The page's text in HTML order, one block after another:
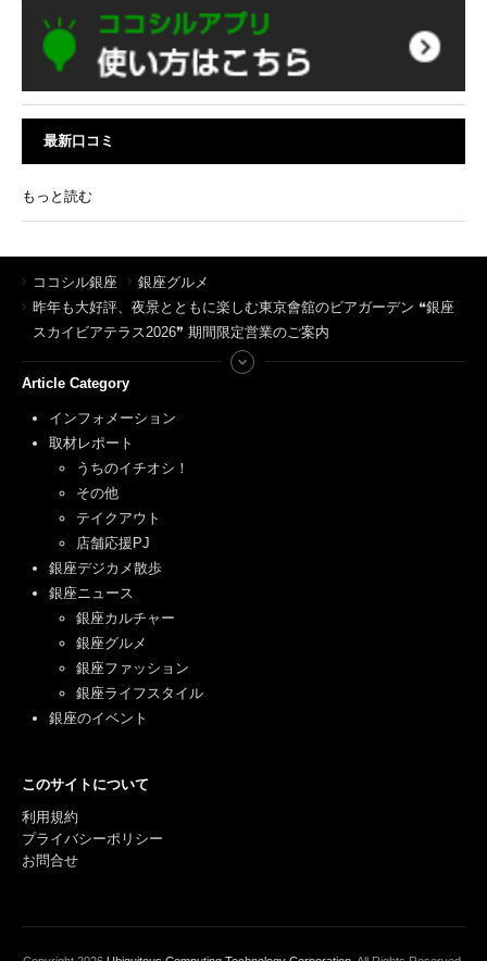
最新口コミ
もっと読む
ココシル銀座
銀座グルメ
昨年も大好評、夜景とともに楽しむ東京會舘のビアガーデン ❝銀座
スカイビアテラス2026❞ 期間限定営業のご案内
Article Category
インフォメーション
取材レポート
うちのイチオシ！
その他
テイクアウト
店舗応援PJ
銀座デジカメ散歩
銀座ニュース
銀座カルチャー
銀座グルメ
銀座ファッション
銀座ライフスタイル
銀座のイベント
このサイトについて
利用規約
プライバシーポリシー
お問合せ